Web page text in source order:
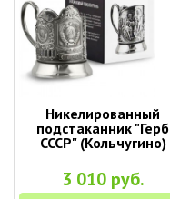
Никелированный
подстаканник "Герб
СССР" (Кольчугино)
3 010 руб.